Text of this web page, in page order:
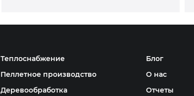
Теплоснабжение
Пеллетное производство
Деревообработка
Блог
О нас
Отчеты